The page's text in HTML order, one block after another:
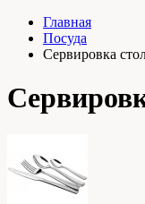
Главная
Посуда
Сервировка